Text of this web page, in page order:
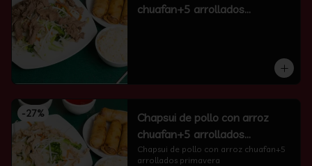
chuafan+5 arrollados
-27%
Chapsui de pollo con arroz
chuafan+5 arrollados
primavera
Chapsui de pollo con arroz chuafan+5
arrollados primavera